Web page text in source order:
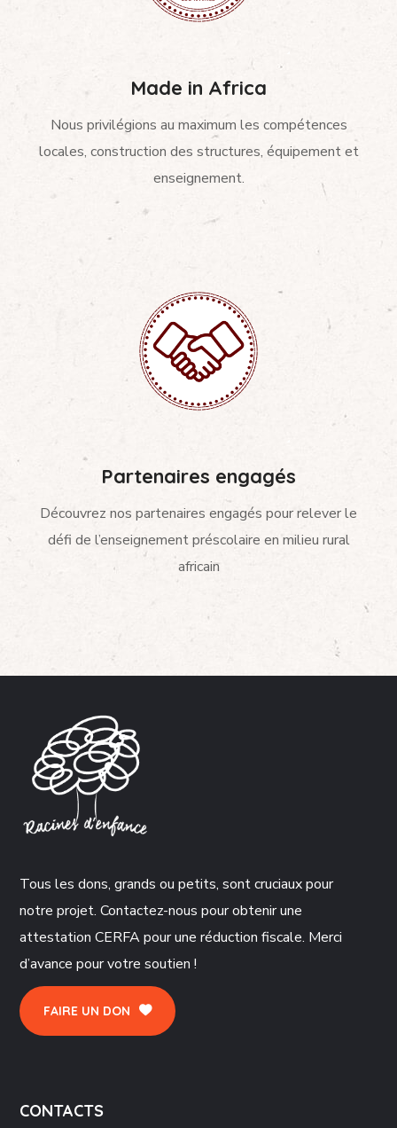
Made in Africa
Nous privilégions au maximum les compétences
locales, construction des structures, équipement et
enseignement.
Partenaires engagés
Découvrez nos partenaires engagés pour relever le
défi de l’enseignement préscolaire en milieu rural
africain
Tous les dons, grands ou petits, sont cruciaux pour
notre projet. Contactez-nous pour obtenir une
attestation CERFA pour une réduction fiscale. Merci
d’avance pour votre soutien !
FAIRE UN DON
CONTACTS